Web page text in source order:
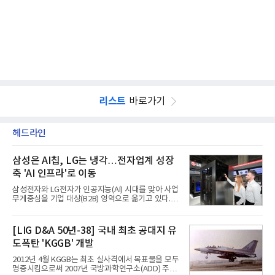
리스트 바로가기
헤드라인
삼성은 AI칩, LG는 냉각…전자업계 성장
축 'AI 인프라'로 이동
삼성전자와 LG전자가 인공지능(AI) 시대를 맞아 사업
무게중심을 기업 대상(B2B) 영역으로 옮기고 있다.
접어든 가운데 삼성전자는 AI 반도체를 중심으로 데
이터센터 생태계 공략을 강화하고 LG전자는 냉각솔
루션·전장·로봇 등 기업용 솔루션 사업 확대에 속도를
내고 있다.9일 업계에 따르면 LG전자는 2분기 생활가
전과 프리미엄 제품 경쟁력에 더해 B2B 사업 확대 효
과로 수익성을 방어한 반면 삼성전자는 디바이스경험
(DX) 부문의 TV·생활가전 수익성이 악화됐다. 대신 삼
[LIG D&A 50년-38] 국내 최초 공대지 유
도폭탄 'KGGB' 개발
2012년 4월 KGGB는 최초 실사격에서 목표물을 모두
명중시킴으로써 2007년 국방과학연구소(ADD) 주관